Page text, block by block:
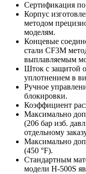
Сертификация по
Корпус
методом
моделям.
Концевые
стали CF3M
выплавляемым
Шток с защитой
уплотнением в
Ручное
блокировки.
Коэффициент
Максимально
(206 бар изб.
отдельному
Максимально
(450 °F).
Стандартным
модели Н-500S